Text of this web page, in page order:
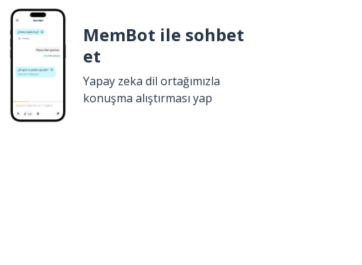
MemBot ile sohbet
et
Yapay zeka dil ortağımızla
konuşma alıştırması yap